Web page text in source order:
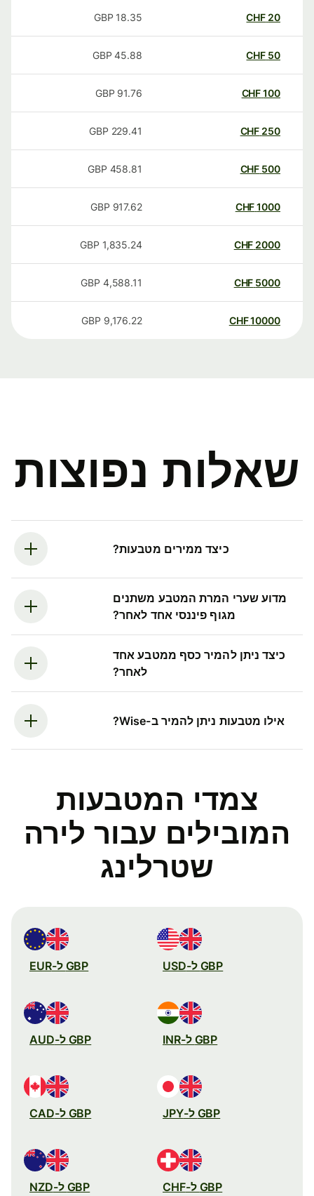
20
CHF
18.35
GBP
50
CHF
45.88
GBP
100
CHF
91.76
GBP
250
CHF
229.41
GBP
500
CHF
458.81
GBP
1000
CHF
917.62
GBP
2000
CHF
1,835.24
GBP
5000
CHF
4,588.11
GBP
10000
CHF
9,176.22
GBP
שאלות נפוצות
כיצד ממירים מטבעות?
מדוע שערי המרת המטבע משתנים
מגוף פיננסי אחד לאחר?
כיצד ניתן להמיר כסף ממטבע אחד
לאחר?
אילו מטבעות ניתן להמיר ב-Wise?
צמדי המטבעות
המובילים עבור לירה
שטרלינג
GBP ל-USD GBP ל-EUR
GBP ל-INR GBP ל-AUD
GBP ל-JPY GBP ל-CAD
GBP ל-CHF GBP ל-NZD